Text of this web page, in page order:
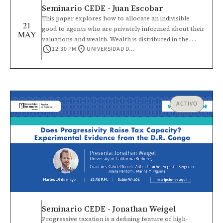
21
MAY
Seminario CEDE - Juan Escobar
This paper explores how to allocate an indivisible
good to agents who are privately informed about their
valuations and wealth. Wealth is distributed in the
population of agents and restricts the purchasing
price below the marginal cost of production with
rationed. We discuss how inequality shapes the
optimal mechanism.
schedule12:30 PM location_on UNIVERSIDAD DE LOS ANDES
ACTIVO
Seminario CEDE - Jonathan Weigel
Progressive taxation is a defining feature of high-